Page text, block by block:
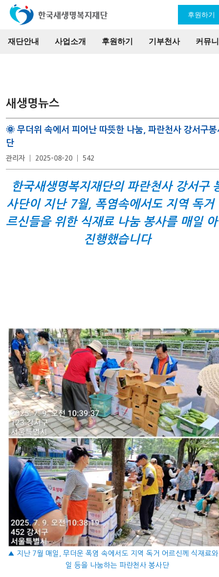
재단안내 사업소개 후원하기 기부천사 커뮤
후원하기
새생명뉴스
🌞 무더위 속에서 피어난 따뜻한 나눔, 파란천사 강서구봉
단
관리자 2025-08-20 542
한국새생명복지재단의 파란천사 강서구
사단이 지난 7월, 폭염속에서도 지역 독거
르신들을 위한 식재료 나눔 봉사를 매일
진행했습니다
▲ 지난 7월 매일, 무더운 폭염 속에서도 지역 독거 어르신께 식재료
일 등을 나눔하는 파란천사 봉사단